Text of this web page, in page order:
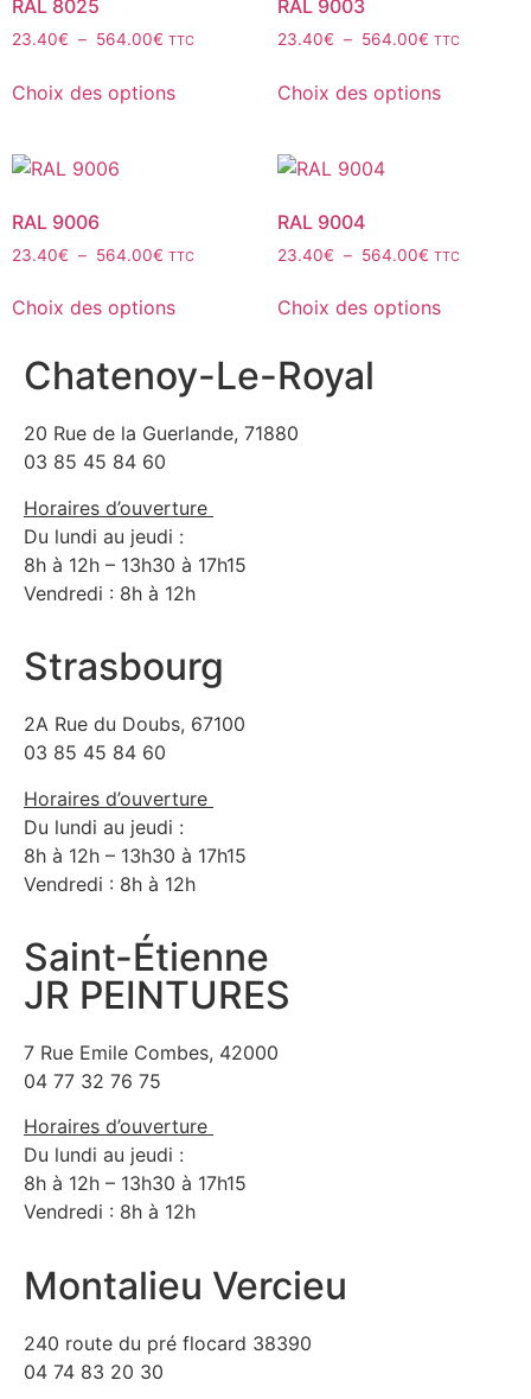
RAL 8025
23.40€ – 564.00€ TTC
Choix des options
RAL 9003
23.40€ – 564.00€ TTC
Choix des options
RAL 9006
23.40€ – 564.00€ TTC
Choix des options
RAL 9004
23.40€ – 564.00€ TTC
Choix des options
Chatenoy-Le-Royal
20 Rue de la Guerlande, 71880
03 85 45 84 60
Horaires d’ouverture
Du lundi au jeudi :
8h à 12h – 13h30 à 17h15
Vendredi : 8h à 12h
Strasbourg
2A Rue du Doubs, 67100
03 85 45 84 60
Horaires d’ouverture
Du lundi au jeudi :
8h à 12h – 13h30 à 17h15
Vendredi : 8h à 12h
Saint-Étienne
JR PEINTURES
7 Rue Emile Combes, 42000
04 77 32 76 75
Horaires d’ouverture
Du lundi au jeudi :
8h à 12h – 13h30 à 17h15
Vendredi : 8h à 12h
Montalieu Vercieu
240 route du pré flocard 38390
04 74 83 20 30